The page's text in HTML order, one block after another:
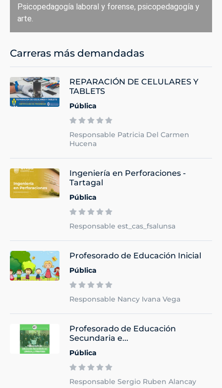
Psicopedagogía laboral y forense, psicopedagogía y
arte.
Carreras más demandadas
REPARACIÓN DE CELULARES Y
TABLETS
Pública
Responsable Patricia Del Carmen
Hucena
Ingeniería en Perforaciones -
Tartagal
Pública
Responsable est_cas_fsalunsa
Profesorado de Educación Inicial
Pública
Responsable Nancy Ivana Vega
Profesorado de Educación
Secundaria e...
Pública
Responsable Sergio Ruben Alancay